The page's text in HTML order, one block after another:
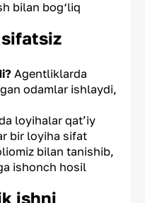
bilan bog‘liq
sifatsiz
Agentliklarda
odamlar ishlaydi,
loyihalar qat’iy
bir loyiha sifat
bilan tanishib,
ishonch hosil
ishni